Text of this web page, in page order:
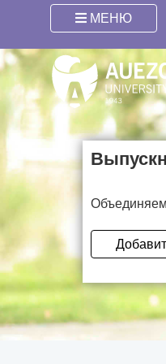
МЕНЮ
Вы здесь: Главная /